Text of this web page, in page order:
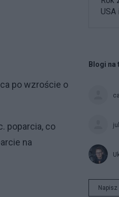
po wzroście o
poparcia, co
na
Blogi na
Napisz